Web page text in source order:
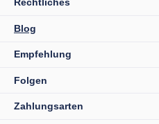
Rechtliches
Blog
Empfehlung
Folgen
Zahlungsarten